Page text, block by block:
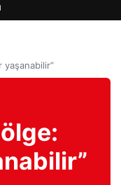
yaşanabilir”